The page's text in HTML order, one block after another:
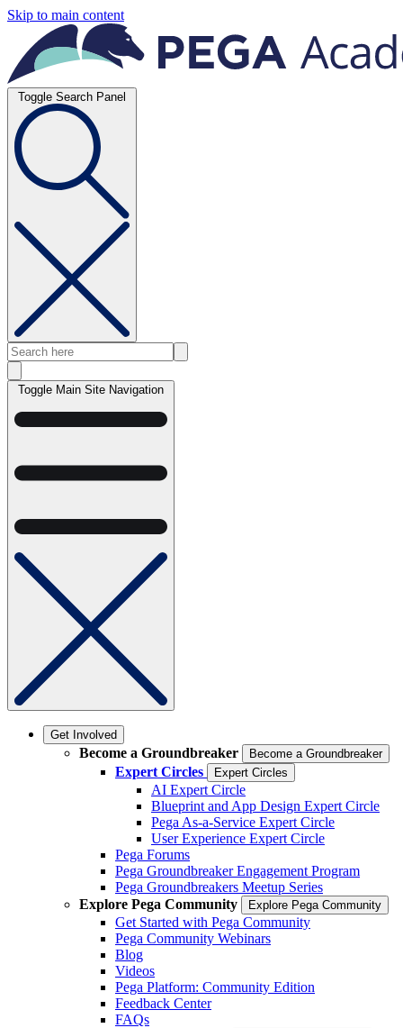
Skip to main content
Toggle Search Panel
Toggle Main Site Navigation
Get Involved
Become a Groundbreaker Become a Groundbreaker
Expert Circles Expert Circles
AI Expert Circle
Blueprint and App Design Expert Circle
Pega As-a-Service Expert Circle
User Experience Expert Circle
Pega Forums
Pega Groundbreaker Engagement Program
Pega Groundbreakers Meetup Series
Explore Pega Community
Explore Pega Community
Get Started with Pega Community
Pega Community Webinars
Blog
Videos
Pega Platform: Community Edition
Feedback Center
FAQs